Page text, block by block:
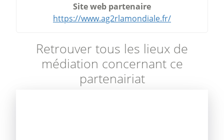
Site web partenaire
https://www.ag2rlamondiale.fr/
Retrouver tous les lieux de
médiation concernant ce
partenairiat